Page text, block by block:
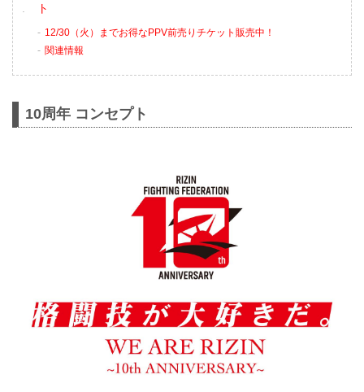
ト
12/30（火）までお得なPPV前売りチケット販売中！
関連情報
10周年 コンセプト